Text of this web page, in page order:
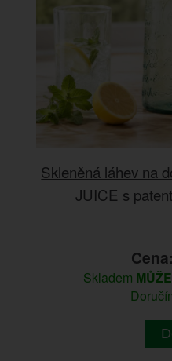
Skleněná láhev na
JUICE s
Skladem